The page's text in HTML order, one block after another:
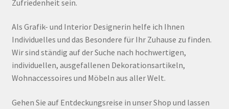
Zufriedenheit sein.
Als Grafik- und Interior Designerin helfe ich Ihnen
Individuelles und das Besondere für Ihr Zuhause zu finden.
Wir sind ständig auf der Suche nach hochwertigen,
individuellen, ausgefallenen Dekorationsartikeln,
Wohnaccessoires und Möbeln aus aller Welt.
Gehen Sie auf Entdeckungsreise in unser Shop und lassen